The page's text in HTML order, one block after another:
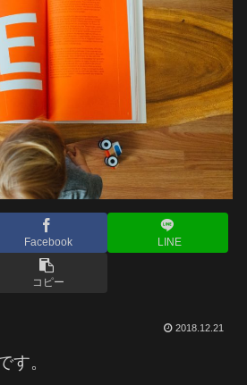
Facebook LINE
コピー
2018.12.21
す。